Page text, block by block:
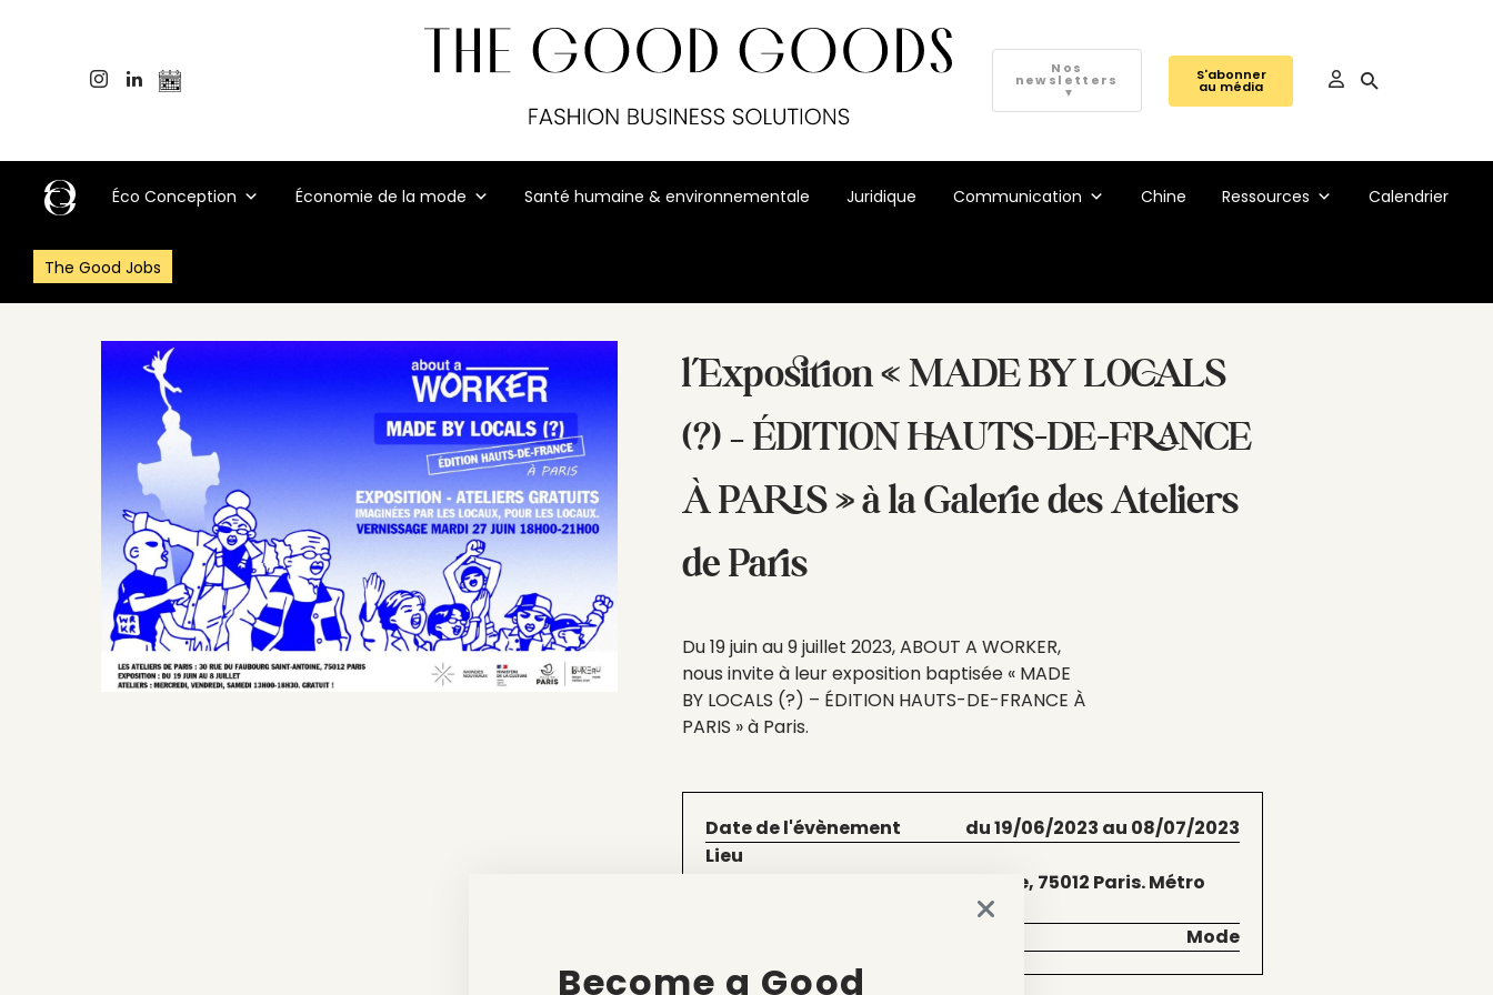
Nos
newsletters
▼
S'abonner
au média
Éco Conception Économie de la mode Santé humaine & environnementale Juridique Communication Chine Ressources Calendrier
The Good Jobs
l’Exposition « MADE BY LOCALS
(?) – ÉDITION HAUTS-DE-FRANCE
À PARIS » à la Galerie des Ateliers
de Paris
Du 19 juin au 9 juillet 2023, ABOUT A WORKER,
nous invite à leur exposition baptisée « MADE
BY LOCALS (?) – ÉDITION HAUTS-DE-FRANCE À
PARIS » à Paris.
Date de l'évènement
du 19/06/2023 au 08/07/2023
Lieu
30 rue du Faubourg Saint-Antoine, 75012 Paris. Métro
Mode
Become a Good